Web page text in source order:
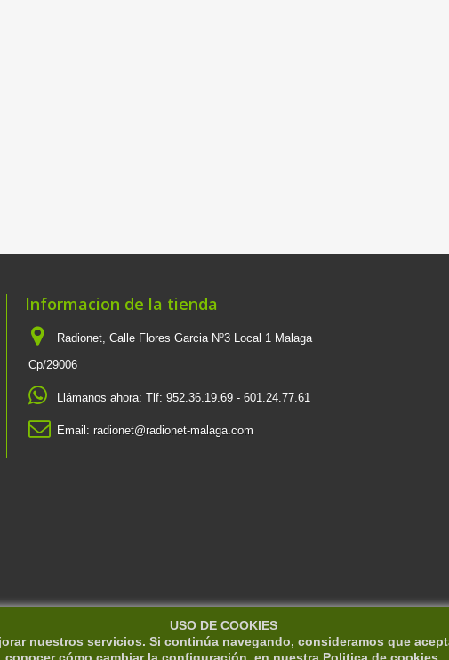
Informacion de la tienda
Radionet, Calle Flores Garcia Nº3 Local 1 Malaga
Cp/29006
Llámanos ahora: Tlf: 952.36.19.69 - 601.24.77.61
Email: radionet@radionet-malaga.com
USO DE COOKIES
nuestros servicios. Si continúa navegando, consideramos que